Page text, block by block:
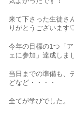
来て下さった生徒さ
りがとうございます
今年の目標の1つ「
ェに参加」達成しま
当日までの準備も、
どなど・・・・
全てが学びでした。